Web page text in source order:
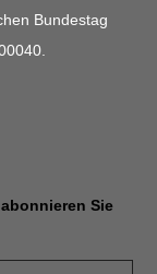
Bundestag
Sie